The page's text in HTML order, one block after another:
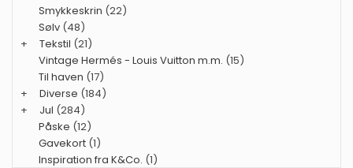
Smykkeskrin (22)
Sølv (48)
+
Tekstil (21)
Vintage Hermés - Louis Vuitton m.m. (15)
Til haven (17)
+
Diverse (184)
+
Jul (284)
Påske (12)
Gavekort (1)
Inspiration fra K&Co. (1)